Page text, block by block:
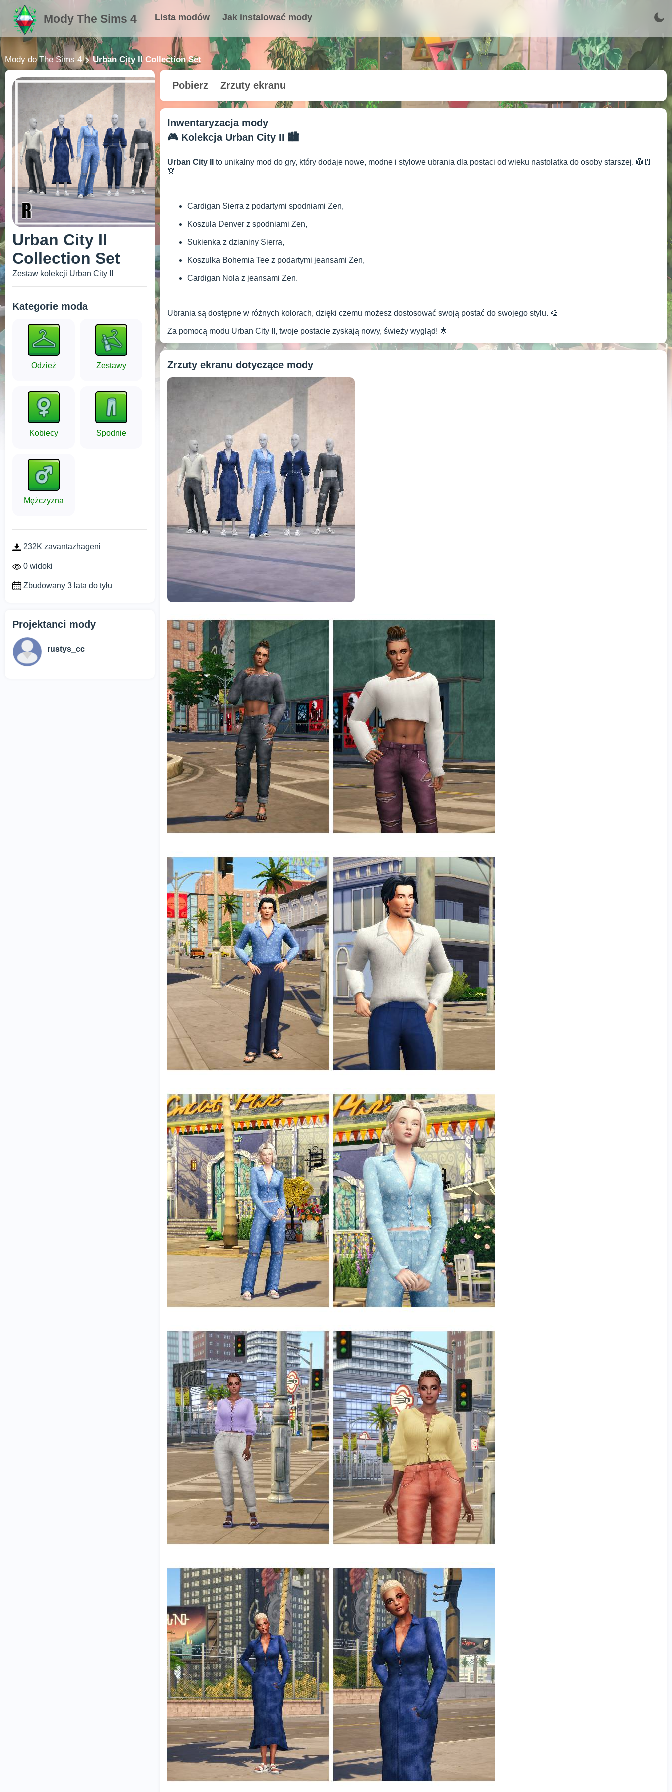
Mody The Sims 4 Lista modów Jak instalować mody
Mody do The Sims 4 Urban City II Collection Set
Urban City II
Collection Set
Zestaw kolekcji Urban City II
Kategorie moda
Odzież Zestawy
Kobiecy Spodnie
Mężczyzna
232K zavantazhageni
0 widoki
Zbudowany 3 lata do tyłu
Projektanci mody
rustys_cc
Pobierz Zrzuty ekranu
Inwentaryzacja mody
🎮 Kolekcja Urban City II 🏙️
Urban City II
to unikalny mod do gry, który dodaje nowe, modne i stylowe ubrania dla postaci od wieku nastolatka do osoby starszej. 🧥👖
👗
Cardigan Sierra z podartymi spodniami Zen,
Koszula Denver z spodniami Zen,
Sukienka z dzianiny Sierra,
Koszulka Bohemia Tee z podartymi jeansami Zen,
Cardigan Nola z jeansami Zen.
Ubrania są dostępne w różnych kolorach, dzięki czemu możesz dostosować swoją postać do swojego stylu. 🎨
Za pomocą modu Urban City II, twoje postacie zyskają nowy, świeży wygląd! 🌟
Zrzuty ekranu dotyczące mody